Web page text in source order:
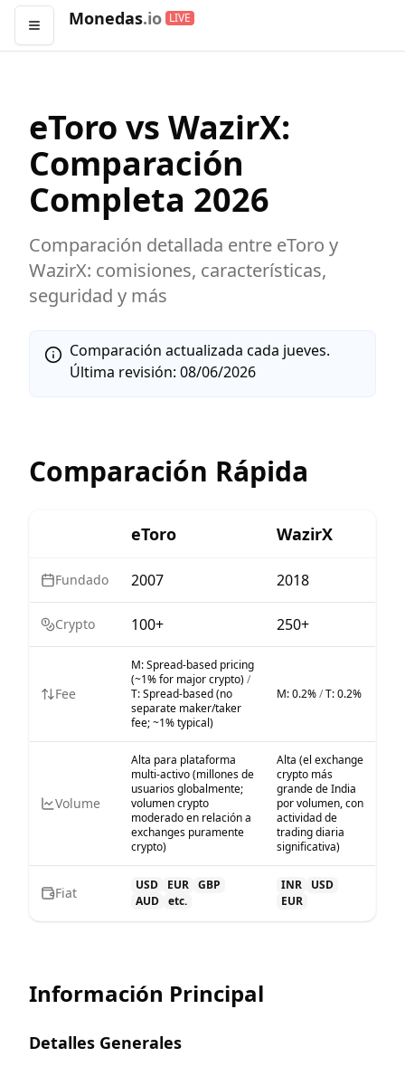
Abrir menú
Monedas.io LIVE
eToro vs WazirX:
Comparación
Completa 2026
Comparación detallada entre eToro y
WazirX: comisiones, características,
seguridad y más
Comparación actualizada cada jueves.
Última revisión: 08/06/2026
Comparación Rápida
eToro WazirX
Fundado 2007 2018
Crypto 100+ 250+
Fee
M:Spread-based pricing
(~1% for major crypto)/
T:Spread-based (no
separate maker/taker
fee; ~1% typical)
M:0.2%/T:0.2%
Volume
Alta para plataforma
multi-activo (millones de
usuarios globalmente;
volumen crypto
moderado en relación a
exchanges puramente
crypto)
Alta (el exchange
crypto más
grande de India
por volumen, con
actividad de
trading diaria
significativa)
Fiat USD EUR GBP
AUD etc.
INR
USD
EUR
Información Principal
Detalles Generales